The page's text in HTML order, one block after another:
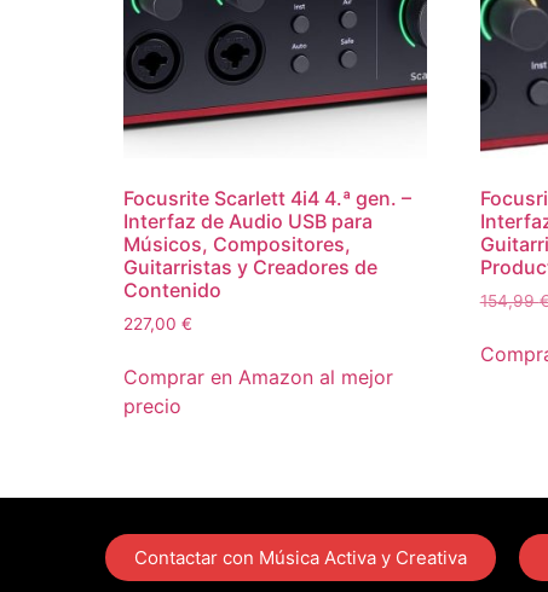
Focusrite Scarlett 4i4 4.ª gen. –
Interfaz de Audio USB para
Músicos, Compositores,
Guitarristas y Creadores de
Contenido
227,00 €
Comprar en Amazon al mejor
precio
154,99
Contactar con Música Activa y Creativa